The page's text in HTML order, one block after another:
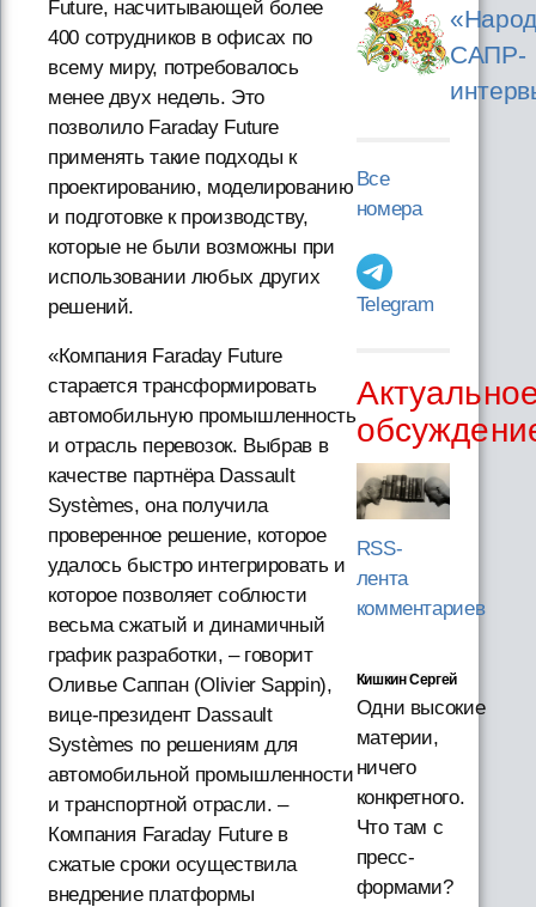
Future, насчитывающей более
400 сотрудников в офисах по
всему миру, потребовалось
менее двух недель. Это
позволило Faraday Future
применять такие подходы к
проектированию, моделированию
и подготовке к производству,
которые не были возможны при
использовании любых других
решений.
«Компания Faraday Future
старается трансформировать
автомобильную промышленность
и отрасль перевозок. Выбрав в
качестве партнёра Dassault
Systèmes, она получила
проверенное решение, которое
удалось быстро интегрировать и
которое позволяет соблюсти
весьма сжатый и динамичный
график разработки, – говорит
Оливье Саппан (Olivier Sappin),
вице-президент Dassault
Systèmes по решениям для
автомобильной промышленности
и транспортной отрасли. –
Компания Faraday Future в
сжатые сроки осуществила
внедрение платформы
САПР-
Все
номера
Telegram
RSS-
лента
комментариев
Кишкин Сергей
Одни высокие
материи,
ничего
конкретного.
Что там с
пресс-
формами?